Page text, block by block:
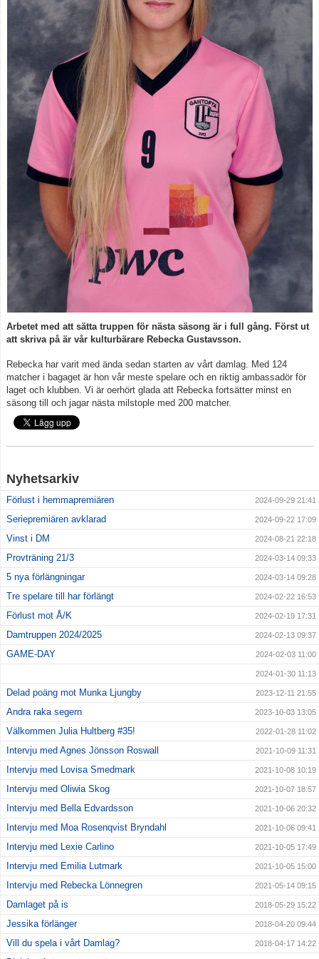
Spelarstatistik
Kontakt
Arbetet med att sätta truppen för nästa säsong är i full gång. Först ut
att skriva på är vår kulturbärare Rebecka Gustavsson.
Rebecka har varit med ända sedan starten av vårt damlag. Med 124
matcher i bagaget är hon vår meste spelare och en riktig ambassadör för
laget och klubben. Vi är oerhört glada att Rebecka fortsätter minst en
säsong till och jagar nästa milstople med 200 matcher.
Nyhetsarkiv
Förlust i hemmapremiären 2024-09-29 21:41
Seriepremiären avklarad 2024-09-22 17:09
Vinst i DM 2024-08-21 22:18
Provträning 21/3 2024-03-14 09:33
5 nya förlängningar 2024-03-14 09:28
Tre spelare till har förlängt 2024-02-22 16:53
Förlust mot Å/K 2024-02-19 17:31
Damtruppen 2024/2025 2024-02-13 09:37
GAME-DAY 2024-02-03 11:00
2024-01-30 11:13
Delad poäng mot Munka Ljungby 2023-12-11 21:55
Andra raka segern 2023-10-03 13:05
Välkommen Julia Hultberg #35! 2022-01-28 11:02
Intervju med Agnes Jönsson Roswall 2021-10-09 11:31
Intervju med Lovisa Smedmark 2021-10-08 10:19
Intervju med Oliwia Skog 2021-10-07 18:57
Intervju med Bella Edvardsson 2021-10-06 20:32
Intervju med Moa Rosenqvist Bryndahl 2021-10-06 09:41
Intervju med Lexie Carlino 2021-10-05 17:49
Intervju med Emilia Lutmark 2021-10-05 15:00
Intervju med Rebecka Lönnegren 2021-05-14 09:15
Damlaget på is 2018-05-29 15:22
Jessika förlänger 2018-04-20 09:44
Vill du spela i vårt Damlag? 2018-04-17 14:22